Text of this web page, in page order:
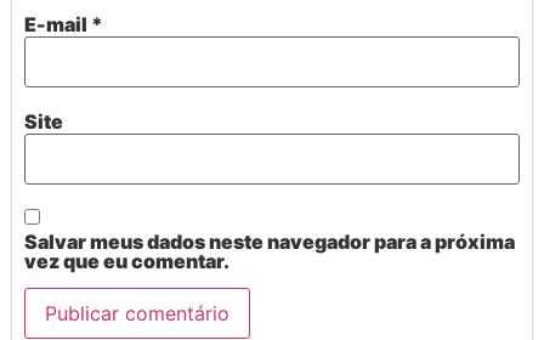
E-mail *
Site
Salvar meus dados neste navegador para a próxima
vez que eu comentar.